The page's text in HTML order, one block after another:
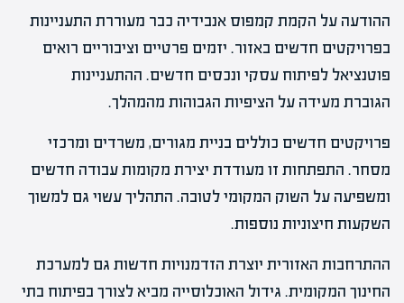
ההודעה על הקמת קמפוס אנבידיה כבר מעוררת התעניינות
בפרויקטים חדשים באזור. יזמים פרטיים וציבוריים רואים
פוטנציאל לפיתוח עסקי ונכסים חדשים. ההתעניינות
הגוברת מעידה על הציפיות הגבוהות מהמהלך.
פרויקטים חדשים כוללים בניית מגורים, משרדים ומרכזי
מסחר. התפתחות זו מעודדת יצירת מקומות עבודה חדשים
ומשפיעה על השוק המקומי לטובה. התהליך עשוי גם למשוך
השקעות חיצוניות נוספות.
ההתרחבות האזורית יוצרת הזדמנויות חדשות גם למערכת
החינוך המקומית. גידול האוכלוסייה מביא לצורך בפיתוח בתי